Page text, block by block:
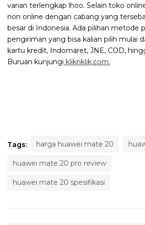
varian terlengkap lhoo. Selain toko
non online dengan cabang yang
besar di Indonesia. Ada pilihan metode
pengiriman yang bisa kalian pilih mulai
kartu kredit, Indomaret, JNE, COD,
Buruan kunjungi kliknklik.com.
Tags: harga huawei mate 20
huawei mate 20 pro review
huawei mate 20 spesifikasi